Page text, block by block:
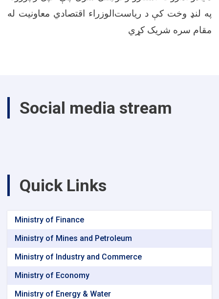
په لنډ وخت کې د ریاست‌الوزراء اقتصادي معاونیت له
مقام سره شریک کړي
Social media stream
Quick Links
Ministry of Finance
Ministry of Mines and Petroleum
Ministry of Industry and Commerce
Ministry of Economy
Ministry of Energy & Water